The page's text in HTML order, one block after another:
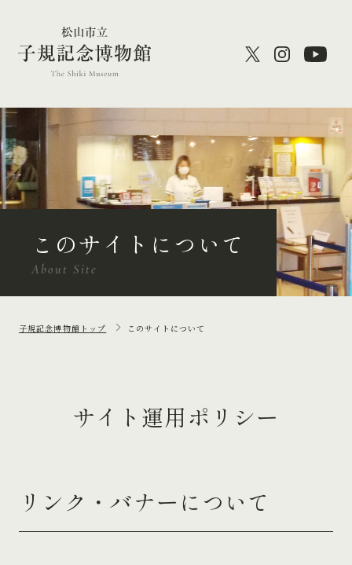
このサイトについて
About Site
子規記念博物館トップ このサイトについて
サイト運用ポリシー
リンク・バナーについて